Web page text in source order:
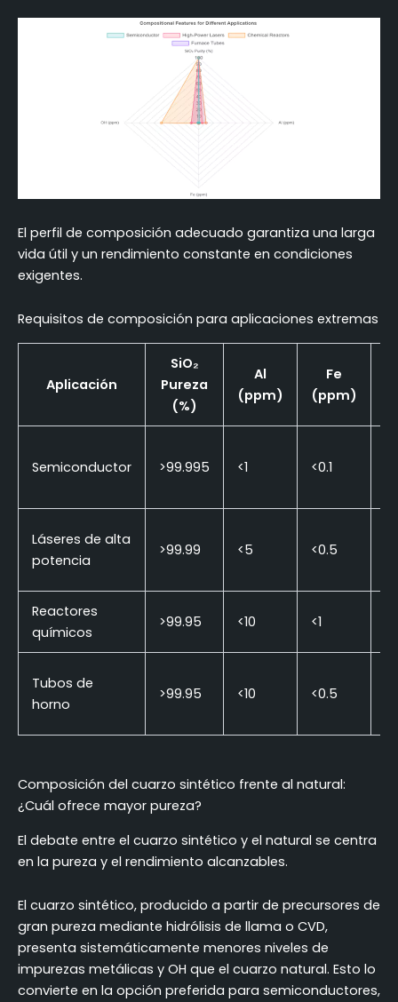
El perfil de composición adecuado garantiza una larga
vida útil y un rendimiento constante en condiciones
exigentes.
Requisitos de composición para aplicaciones extremas
Aplicación
SiO₂
Pureza
(%)
Al
(ppm)
Fe
(ppm)
Semiconductor >99.995 <1 <0.1
Láseres de alta
potencia
>99.99 <5 <0.5
Reactores
químicos
>99.95 <10 <1
Tubos de
horno
>99.95 <10 <0.5
Composición del cuarzo sintético frente al natural:
¿Cuál ofrece mayor pureza?
El debate entre el cuarzo sintético y el natural se centra
en la pureza y el rendimiento alcanzables.
El cuarzo sintético, producido a partir de precursores de
gran pureza mediante hidrólisis de llama o CVD,
presenta sistemáticamente menores niveles de
impurezas metálicas y OH que el cuarzo natural. Esto lo
convierte en la opción preferida para semiconductores,